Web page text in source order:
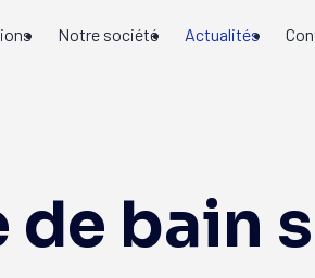
Notre société Actualités
bain